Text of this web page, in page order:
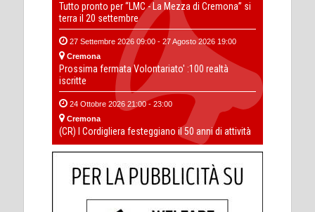
Tutto pronto per “LMC - La Mezza di Cremona” si
terra il 20 settembre
27 Settembre 2026 09:00 - 27 Agosto 2026 19:00
Cremona
Prossima fermata Volontariato' :100 realtà
iscritte
24 Ottobre 2026 21:00 - 23:00
Cremona
(CR) I Cordigliera festeggiano il 50 anni di attività